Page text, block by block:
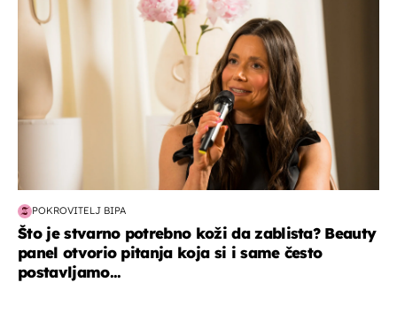
POKROVITELJ BIPA
Što je stvarno potrebno koži da zablista? Beauty
panel otvorio pitanja koja si i same često
postavljamo...